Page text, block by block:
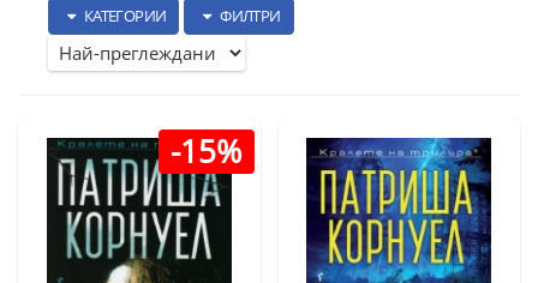
КАТЕГОРИИ ФИЛТРИ
-15%